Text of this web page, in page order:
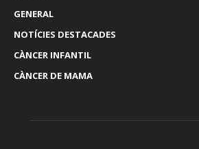
GENERAL
NOTÍCIES DESTACADES
CÀNCER INFANTIL
CÀNCER DE MAMA